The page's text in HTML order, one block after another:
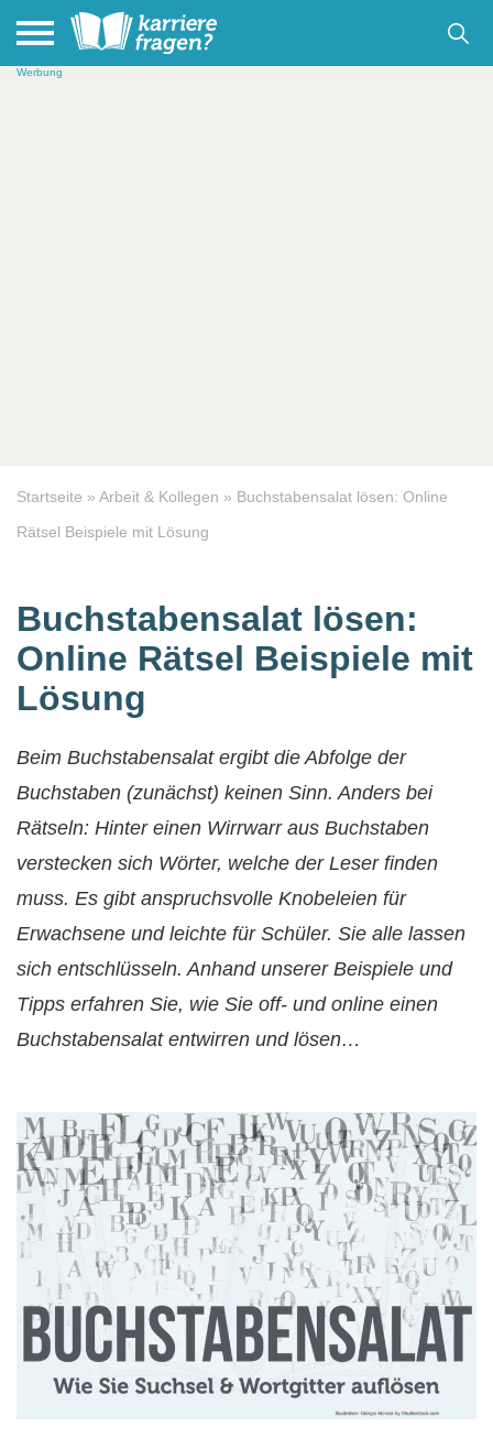
Werbung
Startseite » Arbeit & Kollegen » Buchstabensalat lösen: Online
Rätsel Beispiele mit Lösung
Buchstabensalat lösen:
Online Rätsel Beispiele mit
Lösung
Beim Buchstabensalat ergibt die Abfolge der
Buchstaben (zunächst) keinen Sinn. Anders bei
Rätseln: Hinter einen Wirrwarr aus Buchstaben
verstecken sich Wörter, welche der Leser finden
muss. Es gibt anspruchsvolle Knobeleien für
Erwachsene und leichte für Schüler. Sie alle lassen
sich entschlüsseln. Anhand unserer Beispiele und
Tipps erfahren Sie, wie Sie off- und online einen
Buchstabensalat entwirren und lösen…